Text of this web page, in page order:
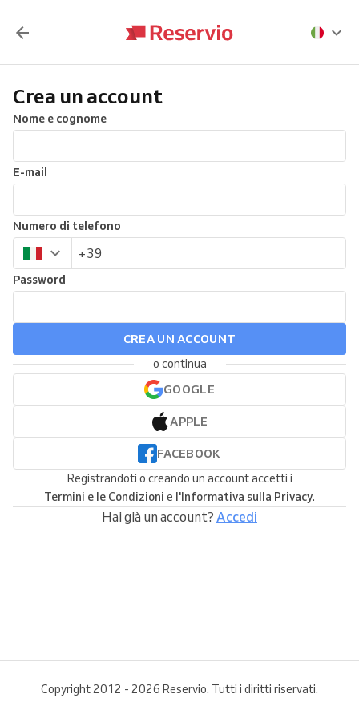
Crea un account
Nome e cognome
E-mail
Numero di telefono
Password
CREA UN ACCOUNT
o continua
GOOGLE
APPLE
FACEBOOK
Registrandoti o creando un account accetti i
Termini e le Condizioni e l'Informativa sulla Privacy.
Hai già un account? Accedi
Copyright 2012 - 2026 Reservio. Tutti i diritti riservati.